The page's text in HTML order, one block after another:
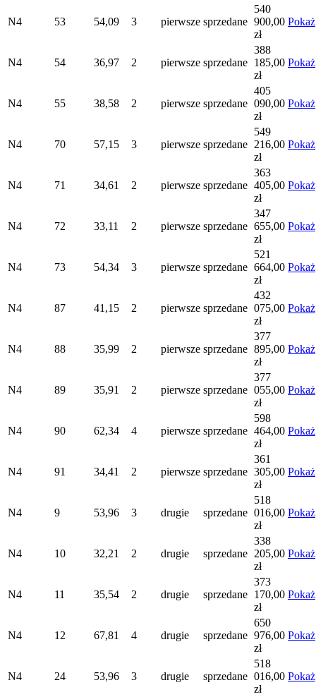
N4 53 54,09 3 pierwsze sprzedane
540
900,00
zł
Pokaż
N4 54 36,97 2 pierwsze sprzedane
388
185,00
zł
Pokaż
N4 55 38,58 2 pierwsze sprzedane
405
090,00
zł
Pokaż
N4 70 57,15 3 pierwsze sprzedane
549
216,00
zł
Pokaż
N4 71 34,61 2 pierwsze sprzedane
363
405,00
zł
Pokaż
N4 72 33,11 2 pierwsze sprzedane
347
655,00
zł
Pokaż
N4 73 54,34 3 pierwsze sprzedane
521
664,00
zł
Pokaż
N4 87 41,15 2 pierwsze sprzedane
432
075,00
zł
Pokaż
N4 88 35,99 2 pierwsze sprzedane
377
895,00
zł
Pokaż
N4 89 35,91 2 pierwsze sprzedane
377
055,00
zł
Pokaż
N4 90 62,34 4 pierwsze sprzedane
598
464,00
zł
Pokaż
N4 91 34,41 2 pierwsze sprzedane
361
305,00
zł
Pokaż
N4 9 53,96 3 drugie sprzedane
518
016,00
zł
Pokaż
N4 10 32,21 2 drugie sprzedane
338
205,00
zł
Pokaż
N4 11 35,54 2 drugie sprzedane
373
170,00
zł
Pokaż
N4 12 67,81 4 drugie sprzedane
650
976,00
zł
Pokaż
N4 24 53,96 3 drugie sprzedane
518
016,00
zł
Pokaż